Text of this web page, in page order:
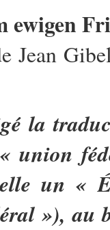
ewigen
Jean
la
union
un «
»), au